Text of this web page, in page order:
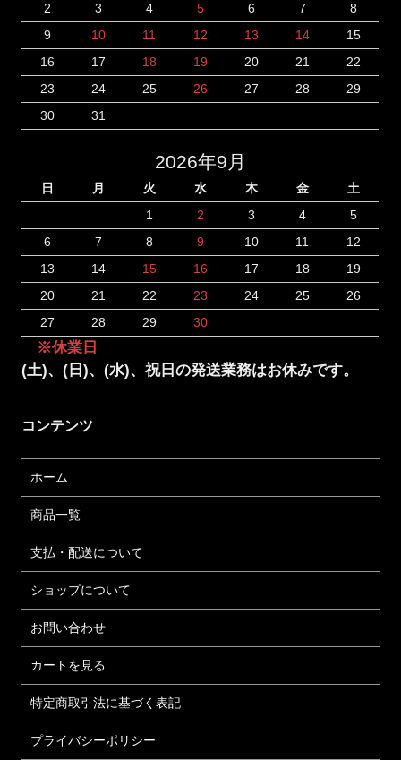
2
3 4 5 6 7
8
9
10 11 12 13 14
15
16
17 18 19 20 21
22
23
24 25 26 27 28
29
30
31
2026年9月
日 月 火 水 木 金
土
1
2 3 4
5
6
7 8 9 10 11
12
13
14 15 16 17 18
19
20
21 22 23 24 25
26
27
28 29 30
※休業日
(土)、(日)、(水)、祝日の発送業務はお休みです。
コンテンツ
ホーム
商品一覧
支払・配送について
ショップについて
お問い合わせ
カートを見る
特定商取引法に基づく表記
プライバシーポリシー